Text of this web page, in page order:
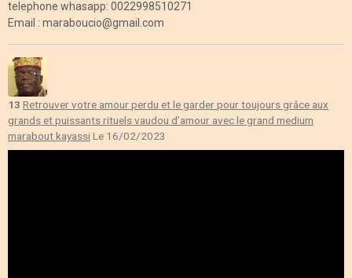
telephone whasapp: 0022998510271
Email : maraboucio@gmail.com
13 Retrouver votre amour perdu et le garder pour toujours grâce aux
grands et puissants rituels vaudou d’amour avec le grand medium
marabout kayassiLe 16/02/2023